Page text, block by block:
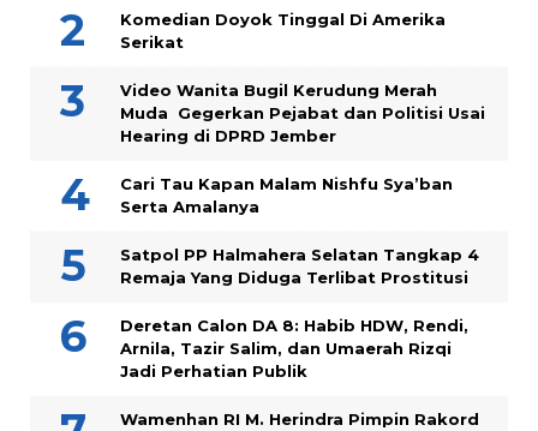
Komedian Doyok Tinggal Di Amerika
Serikat
Video Wanita Bugil Kerudung Merah
Muda Gegerkan Pejabat dan Politisi Usai
Hearing di DPRD Jember
Cari Tau Kapan Malam Nishfu Sya’ban
Serta Amalanya
Satpol PP Halmahera Selatan Tangkap 4
Remaja Yang Diduga Terlibat Prostitusi
Deretan Calon DA 8: Habib HDW, Rendi,
Arnila, Tazir Salim, dan Umaerah Rizqi
Jadi Perhatian Publik
Wamenhan RI M. Herindra Pimpin Rakord